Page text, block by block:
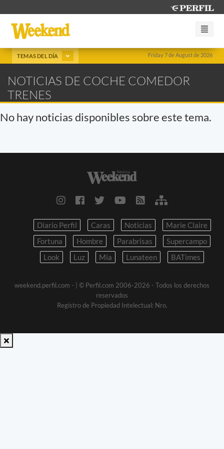
Friday 7 de August de 2026
TEMAS DEL DÍA
NOTICIAS DE COCHE COMEDOR
TRENES
No hay noticias disponibles sobre este tema.
Diario Perfil Caras Noticias
Marie Claire
Fortuna
Hombre Parabrisas
Supercampo
Look
Luz Mia Lunateen BATimes
weekend.perfil.com -
| © Perfil.com 2006-2026 - Todos los derechos
reservados
Registro de Propiedad Intelectual: Nro.